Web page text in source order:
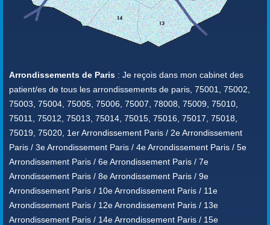
Arrondissements de Paris : Je reçois dans mon cabinet des
patient/es de tous les arrondissements de paris, 75001, 75002,
75003, 75004, 75005, 75006, 75007, 78008, 75009, 75010,
75011, 75012, 75013, 75014, 75015, 75016, 75017, 75018,
75019, 75020, 1er Arrondissement Paris / 2e Arrondissement
Paris / 3e Arrondissement Paris / 4e Arrondissement Paris / 5e
Arrondissement Paris / 6e Arrondissement Paris / 7e
Arrondissement Paris / 8e Arrondissement Paris / 9e
Arrondissement Paris / 10e Arrondissement Paris / 11e
Arrondissement Paris / 12e Arrondissement Paris / 13e
Arrondissement Paris / 14e Arrondissement Paris / 15e